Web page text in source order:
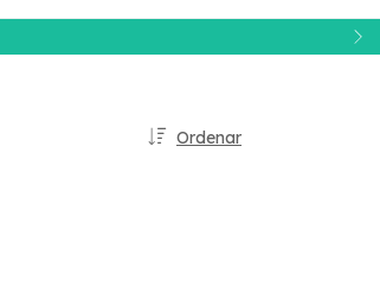
Ordenar